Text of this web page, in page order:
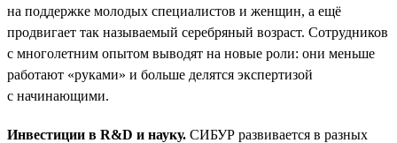
на поддержке молодых специалистов и женщин, а ещё
продвигает так называемый серебряный возраст. Сотрудников
с многолетним опытом выводят на новые роли: они меньше
работают «руками» и больше делятся экспертизой
с начинающими.
Инвестиции в R&D и науку. СИБУР развивается в разных